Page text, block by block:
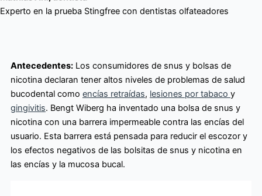
Experto en la prueba Stingfree con dentistas olfateadores
Antecedentes: Los consumidores de snus y bolsas de
nicotina declaran tener altos niveles de problemas de salud
bucodental como encías retraídas, lesiones por tabaco y
gingivitis. Bengt Wiberg ha inventado una bolsa de snus y
nicotina con una barrera impermeable contra las encías del
usuario. Esta barrera está pensada para reducir el escozor y
los efectos negativos de las bolsitas de snus y nicotina en
las encías y la mucosa bucal.